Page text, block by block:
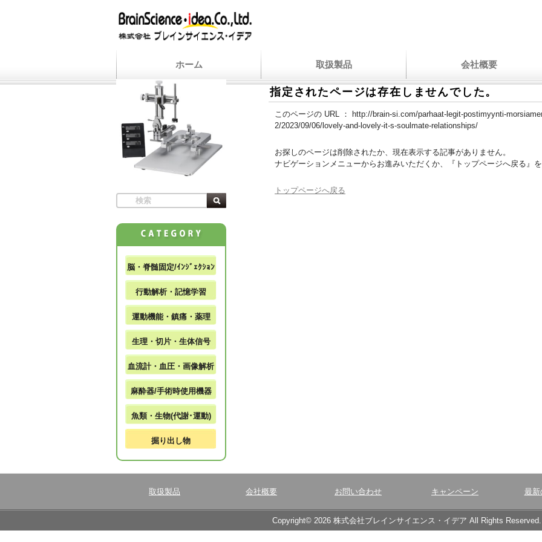
ホーム 取扱製品 会社概要
指定されたページは存在しませんでした。
このページの URL ：
http://brain-si.com/parhaat-legit-postimyynti-
2/2023/09/06/lovely-and-lovely-it-s-soulmate-relationships/
お探しのページは削除されたか、現在表示する記事がありません。
ナビゲーションメニューからお進みいただくか、『トップページへ戻る』を
トップページへ戻る
脳・脊髄固定/ｲﾝｼﾞｪｸｼｮﾝ
行動解析・記憶学習
運動機能・鎮痛・薬理
生理・切片・生体信号
血流計・血圧・画像解析
麻酔器/手術時使用機器
魚類・生物(代謝･運動)
掘り出し物
取扱製品 会社概要 お問い合わせ キャンペーン 最新
Copyright© 2026 株式会社ブレインサイエンス・イデア All Rights Reserved.